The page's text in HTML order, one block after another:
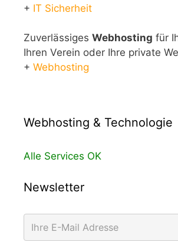
+ IT Sicherheit
Zuverlässiges Webhosting für
Ihren Verein oder Ihre private
+ Webhosting
Webhosting & Technologie
Alle Services OK
Newsletter